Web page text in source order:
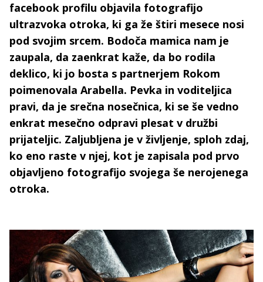
facebook profilu objavila fotografijo
ultrazvoka otroka, ki ga že štiri mesece nosi
pod svojim srcem. Bodoča mamica nam je
zaupala, da zaenkrat kaže, da bo rodila
deklico, ki jo bosta s partnerjem Rokom
poimenovala Arabella. Pevka in voditeljica
pravi, da je srečna nosečnica, ki se še vedno
enkrat mesečno odpravi plesat v družbi
prijateljic. Zaljubljena je v življenje, sploh zdaj,
ko eno raste v njej, kot je zapisala pod prvo
objavljeno fotografijo svojega še nerojenega
otroka.